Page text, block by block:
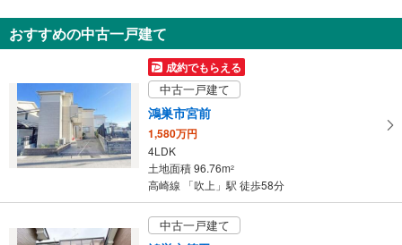
鴻巣市箕田
2,480万円
4LDK
土地面積 143.28m
高崎線 「吹上」駅 徒歩68分
おすすめの中古一戸建て
成約でもらえる
中古一戸建て
鴻巣市宮前
1,580万円
4LDK
土地面積 96.76m2
高崎線 「吹上」駅 徒歩58分
中古一戸建て